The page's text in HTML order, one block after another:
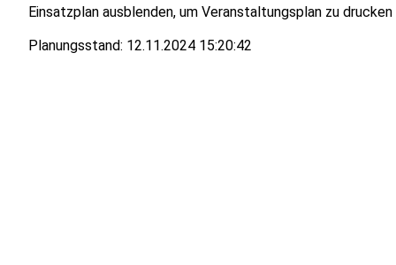
Einsatzplan ausblenden, um Veranstaltungsplan zu drucken
Planungsstand: 12.11.2024 15:20:42